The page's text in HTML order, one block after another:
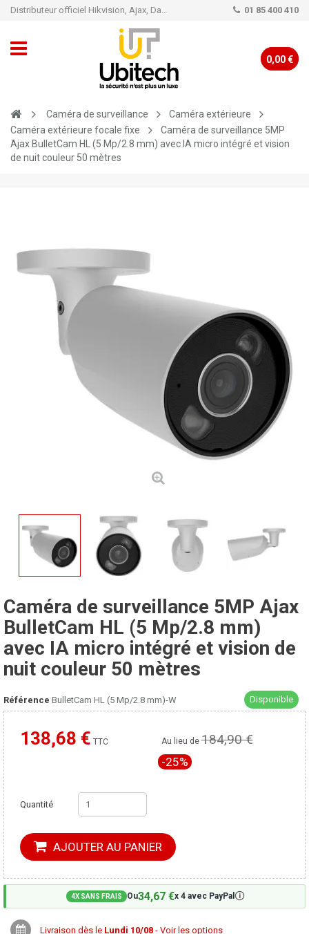
Distributeur officiel Hikvision, Ajax, Dahua, TP-Link - Caméra de vidéo surveillance - Alarme 01 85 400 410
0,00 €
Caméra de surveillance
Caméra extérieure
Caméra extérieure focale fixe
Caméra de surveillance 5MP
Ajax BulletCam HL (5 Mp/2.8 mm) avec IA micro intégré et vision
de nuit couleur 50 mètres
Caméra de surveillance 5MP Ajax
BulletCam HL (5 Mp/2.8 mm)
avec IA micro intégré et vision de
nuit couleur 50 mètres
Référence BulletCam HL (5 Mp/2.8 mm)-W Disponible
138,68 € TTC
Moins cher ailleurs ? Au lieu de184,90 €
-25%
Quantité
AJOUTER AU PANIER
4X SANS FRAIS Ou34,67 €x 4 avec PayPal 🛈
Livraison dès le Lundi 10/08 - Voir les options